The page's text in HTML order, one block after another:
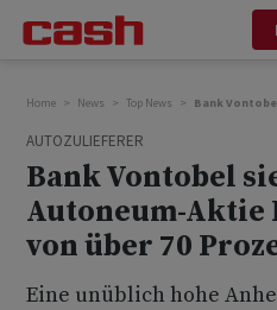
Home News Top News Bank
AUTOZULIEFERER
Bank Vontobel
Autoneum-Aktie
von über 70
Eine unüblich hohe